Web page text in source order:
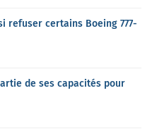
refuser certains Boeing 777-
de ses capacités pour